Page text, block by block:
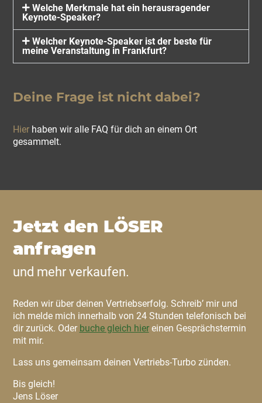
Welche Merkmale hat ein herausragender
Keynote-Speaker?
Welcher Keynote-Speaker ist der beste für
meine Veranstaltung in Frankfurt?
Deine Frage ist nicht dabei?
Hierhaben wir alle FAQ für dich an einem Ort
gesammelt.
Jetzt den LÖSER
anfragen
und mehr verkaufen.
Reden wir über deinen Vertriebserfolg. Schreib’ mir und
ich melde mich innerhalb von 24 Stunden telefonisch bei
dir zurück. Oder buche gleich hiereinen Gesprächstermin
mit mir.
Lass uns gemeinsam deinen Vertriebs-Turbo zünden.
Bis gleich!
Jens Löser